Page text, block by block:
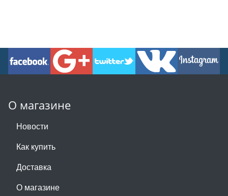
О магазине
Новости
Как купить
Доставка
О магазине